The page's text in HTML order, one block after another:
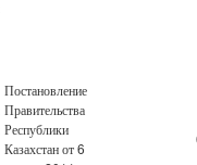
Постановление
Правительства
Республики
Казахстан от 6